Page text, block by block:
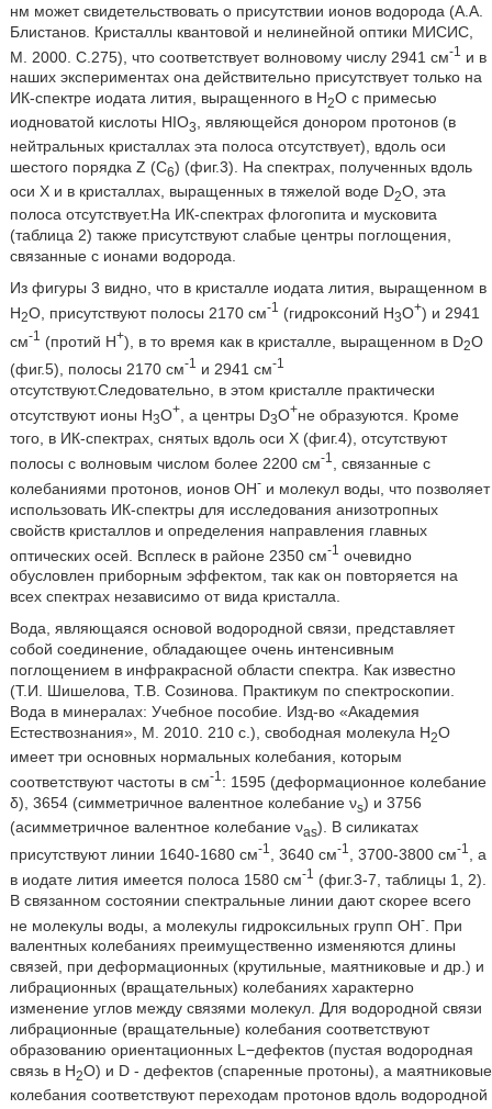
нм может свидетельствовать о присутствии ионов водорода (А.А.
Блистанов. Кристаллы квантовой и нелинейной оптики МИСИС,
М. 2000. С.275), что соответствует волновому числу 2941 см-1
и в
наших экспериментах она действительно присутствует только на
ИК-спектре иодата лития, выращенного в Н2О с примесью
иодноватой кислоты HIO3
, являющейся донором протонов (в
нейтральных кристаллах эта полоса отсутствует), вдоль оси
шестого порядка Z (С6) (фиг.3). На спектрах, полученных вдоль
оси X и в кристаллах, выращенных в тяжелой воде D2O, эта
полоса отсутствует.На ИК-спектрах флогопита и мусковита
(таблица 2) также присутствуют слабые центры поглощения,
связанные с ионами водорода.
Из фигуры 3 видно, что в кристалле иодата лития, выращенном в
H2О, присутствуют полосы 2170 см-1 (гидроксоний Н3О+) и 2941
см-1 (протий Н+), в то время как в кристалле, выращенном в D2О
(фиг.5), полосы 2170 см-1 и 2941 см-1
отсутствуют.Следовательно, в этом кристалле практически
отсутствуют ионы Н3О+, а центры D3O+не образуются. Кроме
того, в ИК-спектрах, снятых вдоль оси X (фиг.4), отсутствуют
полосы с волновым числом более 2200 см-1
, связанные с
колебаниями протонов, ионов ОН-и молекул воды, что позволяет
использовать ИК-спектры для исследования анизотропных
свойств кристаллов и определения направления главных
оптических осей. Всплеск в районе 2350 см-1 очевидно
обусловлен приборным эффектом, так как он повторяется на
всех спектрах независимо от вида кристалла.
Вода, являющаяся основой водородной связи, представляет
собой соединение, обладающее очень интенсивным
поглощением в инфракрасной области спектра. Как известно
(Т.И. Шишелова, Т.В. Созинова. Практикум по спектроскопии.
Вода в минералах: Учебное пособие. Изд-во «Академия
Естествознания», М. 2010. 210 с.), свободная молекула Н2O
имеет три основных нормальных колебания, которым
соответствуют частоты в cм-1 : 1595 (деформационное колебание
δ), 3654 (симметричное валентное колебание νs) и 3756
(асимметричное валентное колебание νas). В силикатах
присутствуют линии 1640-1680 см-1 , 3640 см-1 , 3700-3800 см-1
, а
в иодате лития имеется полоса 1580 см-1
(фиг.3-7, таблицы 1, 2).
В связанном состоянии спектральные линии дают скорее всего
не молекулы воды, а молекулы гидроксильных групп ОН-. При
валентных колебаниях преимущественно изменяются длины
связей, при деформационных (крутильные, маятниковые и др.) и
либрационных (вращательных) колебаниях характерно
изменение углов между связями молекул. Для водородной связи
либрационные (вращательные) колебания соответствуют
образованию ориентационных L−дефектов (пустая водородная
связь в Н2О) и D - дефектов (спаренные протоны), а маятниковые
колебания соответствуют переходам протонов вдоль водородной